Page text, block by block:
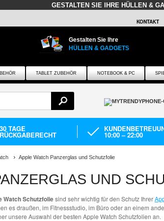
GESTALTEN SIE IHRE HÜLLEN &
KONTAKT
Gestalten Sie Ihre
HÜLLEN & GADGETS
TABLET ZUBEHÖR NOTEBOOK & PC
30 TAGE
RÜCKGABERECHT 10:00 – 22:00
Apple Watch Panzerglas und Schutzfolie
UND
Watch Schutzfoliesind sehr wichtig für den Schutz Ihrer
es draußen, im Fitnessstudio, im Büro oder an einem
unsere Auswahl der besten Apple Watch Schutzfolien an.